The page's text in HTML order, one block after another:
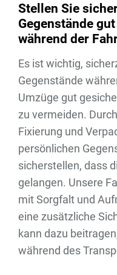
Stellen Sie
Gegenstände
während der
Es ist wichtig,
Gegenstände
Umzüge gut
zu vermeiden.
Fixierung und
persönlichen
sicherstellen, dass
gelangen. Unsere
mit Sorgfalt und
eine zusätzliche
kann dazu
während des